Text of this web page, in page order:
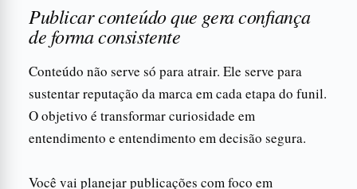
Publicar conteúdo que gera confiança
de forma consistente
Conteúdo não serve só para atrair. Ele serve para
sustentar reputação da marca em cada etapa do funil.
O objetivo é transformar curiosidade em
entendimento e entendimento em decisão segura.
Você vai planejar publicações com foco em